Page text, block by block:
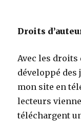
Droits
Avec les droits
développé des
mon site en
lecteurs
téléchargent